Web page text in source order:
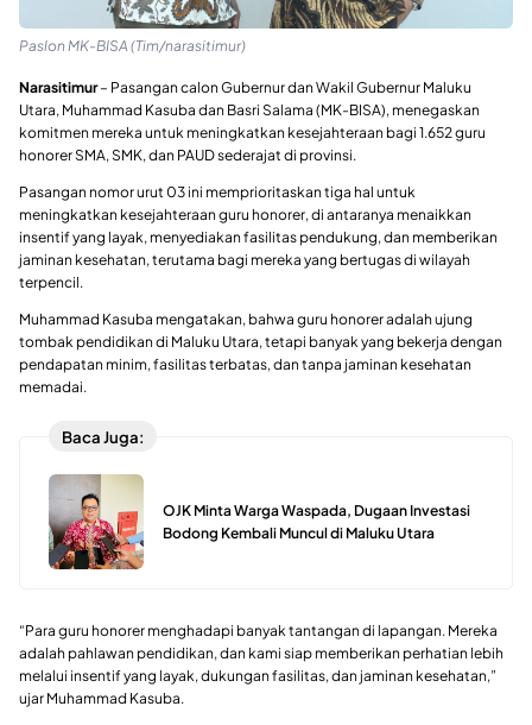
Paslon MK-BISA (Tim/narasitimur)
Narasitimur– Pasangan calon Gubernur dan Wakil Gubernur Maluku
Utara, Muhammad Kasuba dan Basri Salama (MK-BISA), menegaskan
komitmen mereka untuk meningkatkan kesejahteraan bagi 1.652 guru
honorer SMA, SMK, dan PAUD sederajat di provinsi.
Pasangan nomor urut 03 ini memprioritaskan tiga hal untuk
meningkatkan kesejahteraan guru honorer, di antaranya menaikkan
insentif yang layak, menyediakan fasilitas pendukung, dan memberikan
jaminan kesehatan, terutama bagi mereka yang bertugas di wilayah
terpencil.
Muhammad Kasuba mengatakan, bahwa guru honorer adalah ujung
tombak pendidikan di Maluku Utara, tetapi banyak yang bekerja dengan
pendapatan minim, fasilitas terbatas, dan tanpa jaminan kesehatan
memadai.
Baca Juga:
OJK Minta Warga Waspada, Dugaan Investasi
Bodong Kembali Muncul di Maluku Utara
“Para guru honorer menghadapi banyak tantangan di lapangan. Mereka
adalah pahlawan pendidikan, dan kami siap memberikan perhatian lebih
melalui insentif yang layak, dukungan fasilitas, dan jaminan kesehatan,”
ujar Muhammad Kasuba.